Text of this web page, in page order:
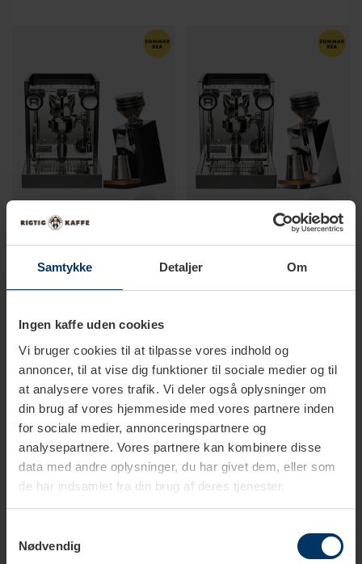
Samtykke Detaljer Om
Ingen kaffe uden cookies
Vi bruger cookies til at tilpasse vores indhold og
annoncer, til at vise dig funktioner til sociale medier og til
at analysere vores trafik. Vi deler også oplysninger om
din brug af vores hjemmeside med vores partnere inden
for sociale medier, annonceringspartnere og
analysepartnere. Vores partnere kan kombinere disse
data med andre oplysninger, du har givet dem, eller som
de har indsamlet fra din brug af deres tjenester.
Nødvendig
Rocket Appartamento TCA
Inkl. Eureka Mignon Zero 65
Speedy Matt Svart
Espressokvarn
26 878,00 SEK
Rocket Appartamento TCA